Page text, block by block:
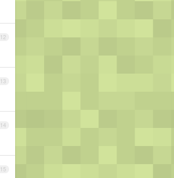
12
13
14
15